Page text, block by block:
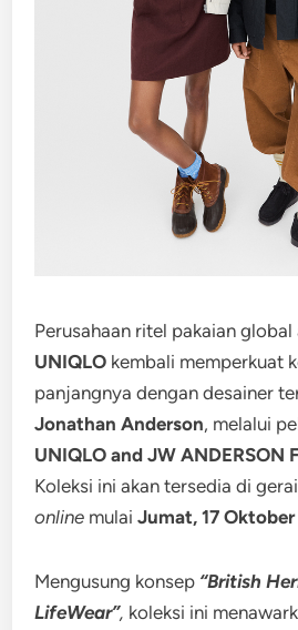
Perusahaan ritel pakaian global
UNIQLO kembali memperkuat
panjangnya dengan desainer
Jonathan Anderson, melalui
UNIQLO and JW ANDERSON
Koleksi ini akan tersedia di
online mulaiJumat, 17
Mengusung konsep “British
LifeWear”, koleksi ini